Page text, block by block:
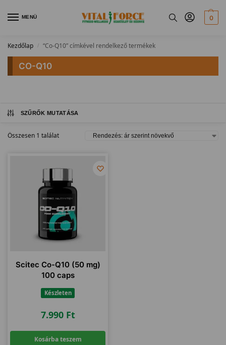
MENÜ 0
Kezdőlap / “Co-Q10” címkével rendelkező termékek
CO-Q10
SZŰRŐK MUTATÁSA
Összesen 1 találat
Scitec Co-Q10 (50 mg)
100 caps
Készleten
7.990 Ft
Kosárba teszem